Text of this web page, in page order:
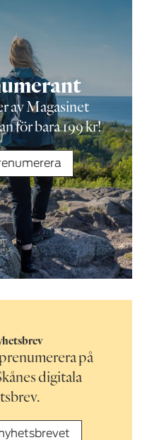
av Magasinet
för bara 199 kr!
på
digitala